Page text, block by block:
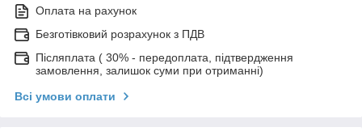
Оплата на рахунок
Безготівковий розрахунок з ПДВ
Післяплата ( 30% - передоплата, підтвердження
замовлення, залишок суми при отриманні)
Всі умови оплати